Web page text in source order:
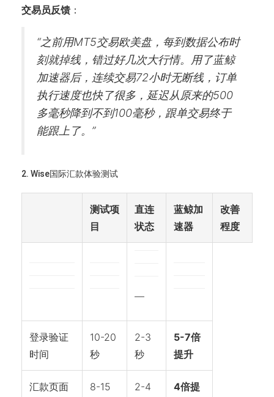
交易员反馈 ：
“之前用MT5交易欧美盘，每到数据公布时
刻就掉线，错过好几次大行情。用了蓝鲸
加速器后，连续交易72小时无断线，订单
执行速度也快了很多，延迟从原来的500
多毫秒降到不到100毫秒，跟单交易终于
能跟上了。”
2. Wise国际汇款体验测试
测试项
目
直连
状态
蓝鲸加
速器
改善
程度
—
登录验证
时间
10-20
秒
2-3
秒
5-7倍
提升
汇款页面
8-15
2-4
4倍提